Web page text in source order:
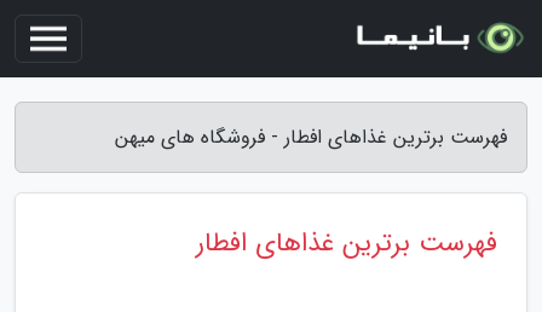
فهرست برترین غذاهای افطار - فروشگاه های میهن
فهرست برترین غذاهای افطار